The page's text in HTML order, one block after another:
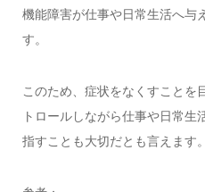
機能障害が仕事や日常生活へ与
す。
このため、症状をなくすことを
トロールしながら仕事や日常生
指すことも大切だとも言えます。